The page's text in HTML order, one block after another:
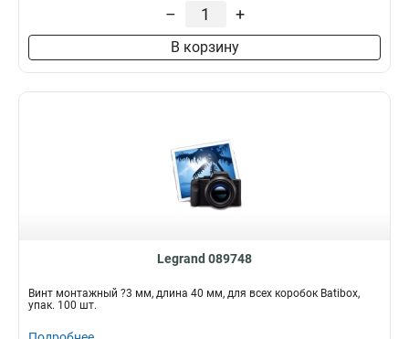
– +
В корзину
Legrand 089748
Винт монтажный ?3 мм, длина 40 мм, для всех коробок Batibox,
упак. 100 шт.